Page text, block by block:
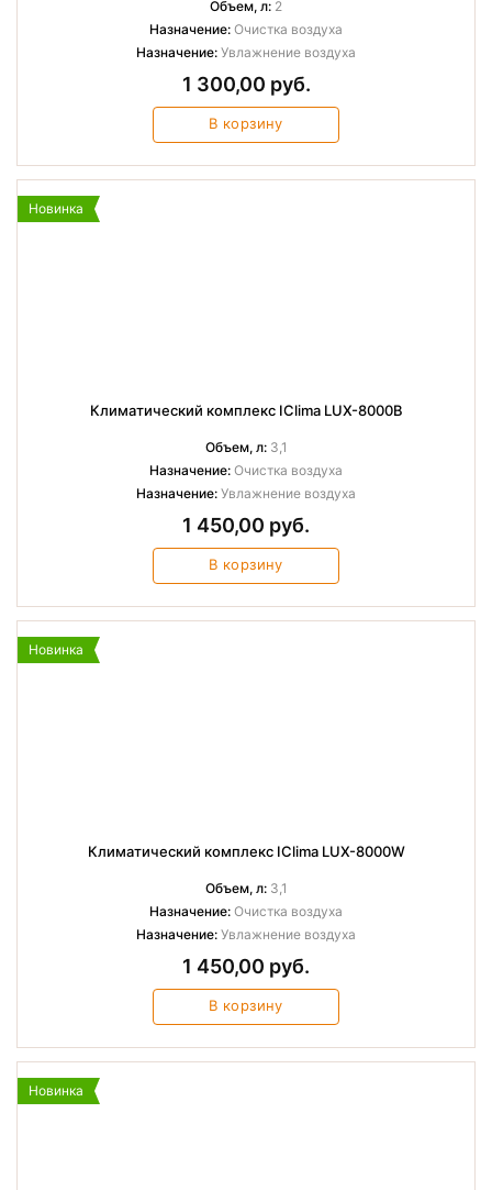
Объем, л: 2
Назначение: Очистка воздуха
Назначение: Увлажнение воздуха
1 300,00 руб.
В корзину
Новинка
Климатический комплекс IClima LUX-8000B
Объем, л:3,1
Назначение: Очистка воздуха
Назначение: Увлажнение воздуха
1 450,00 руб.
В корзину
Новинка
Климатический комплекс IClima LUX-8000W
Объем, л:3,1
Назначение: Очистка воздуха
Назначение: Увлажнение воздуха
1 450,00 руб.
В корзину
Новинка